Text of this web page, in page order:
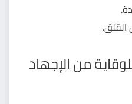
القلق.
من الإجهاد